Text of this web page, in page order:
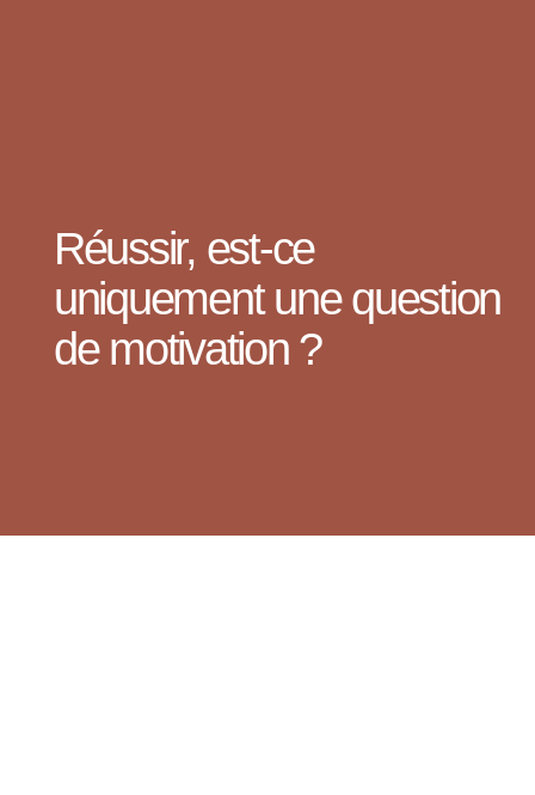
Réussir, est-ce
uniquement une question
de motivation ?